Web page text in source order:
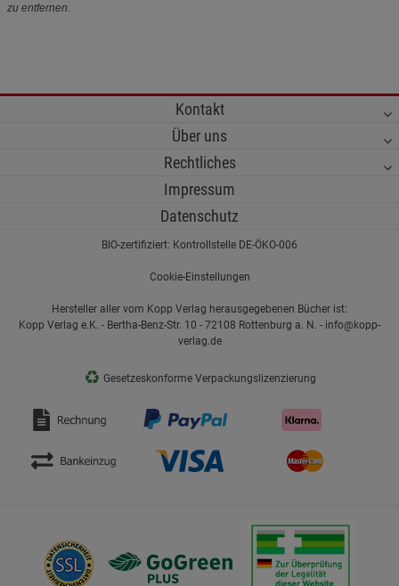
zu entfernen.
Kontakt
Über uns
Rechtliches
Impressum
Datenschutz
BIO-zertifiziert: Kontrollstelle DE-ÖKO-006
Cookie-Einstellungen
Hersteller aller vom Kopp Verlag herausgegebenen Bücher ist:
Kopp Verlag e.K. - Bertha-Benz-Str. 10 - 72108 Rottenburg a. N. - info@kopp-
verlag.de
♻ Gesetzeskonforme Verpackungslizenzierung